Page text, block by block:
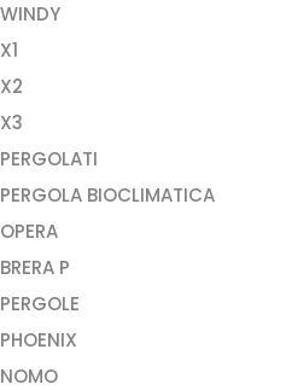
WINDY
X1
X2
X3
PERGOLATI
PERGOLA BIOCLIMATICA
OPERA
BRERA P
PERGOLE
PHOENIX
NOMO